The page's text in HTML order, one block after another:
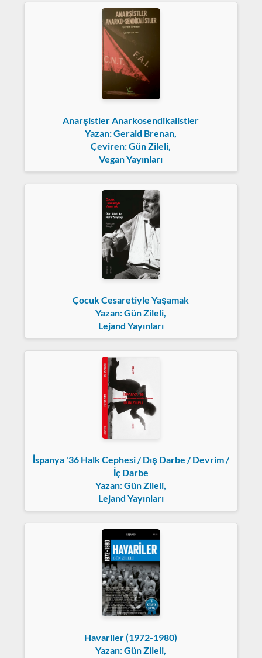
Anarşistler Anarkosendikalistler
Yazan: Gerald Brenan,
Çeviren: Gün Zileli,
Vegan Yayınları
Çocuk Cesaretiyle Yaşamak
Yazan: Gün Zileli,
Lejand Yayınları
İspanya '36 Halk Cephesi / Dış Darbe / Devrim /
İç Darbe
Yazan: Gün Zileli,
Lejand Yayınları
Havariler (1972-1980)
Yazan: Gün Zileli,